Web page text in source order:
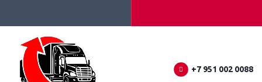
+7 951 002 0088